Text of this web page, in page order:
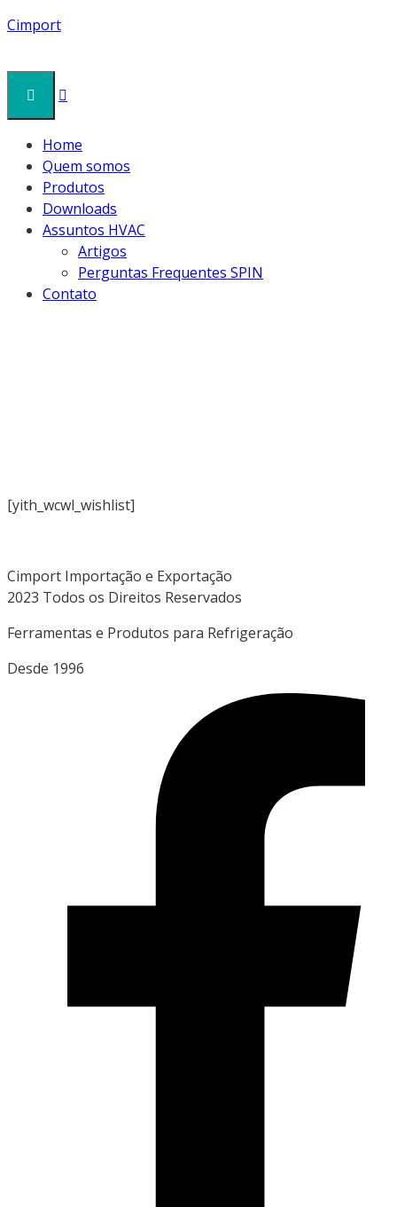
Cimport
Home
Quem somos
Produtos
Downloads
Assuntos HVAC
Artigos
Perguntas Frequentes SPIN
Contato
[yith_wcwl_wishlist]
Cimport Importação e Exportação
2023 Todos os Direitos Reservados
Ferramentas e Produtos para Refrigeração
Desde 1996